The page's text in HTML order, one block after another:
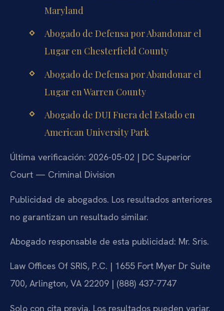
Maryland
Abogado de Defensa por Abandonar el
Lugar en Chesterfield County
Abogado de Defensa por Abandonar el
Lugar en Warren County
Abogado de DUI Fuera del Estado en
American University Park
Última verificación: 2026-05-02 | DC Superior
Court — Criminal Division
Publicidad de abogados. Los resultados anteriores
no garantizan un resultado similar.
Abogado responsable de esta publicidad: Mr. Sris.
Law Offices Of SRIS, P.C. | 1655 Fort Myer Dr Suite
700, Arlington, VA 22209 | (888) 437-7747
Solo con cita previa. Los resultados pueden variar.